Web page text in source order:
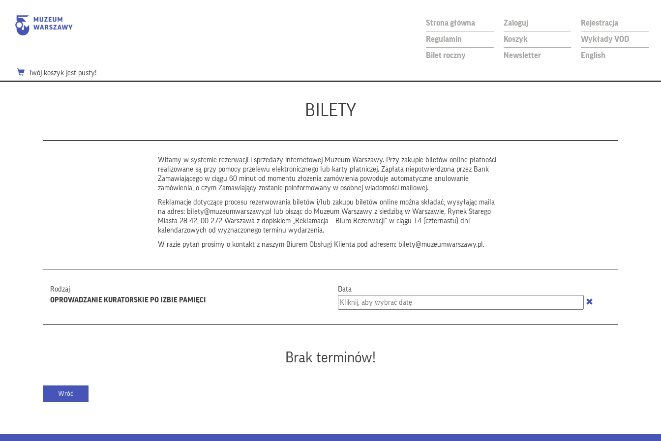
Strona główna Zaloguj
Rejestracja
Regulamin
Koszyk
Wykłady VOD
Bilet roczny
Newsletter English
Twój koszyk jest pusty!
BILETY
Witamy w systemie rezerwacji i sprzedaży internetowej Muzeum Warszawy. Przy zakupie biletów online płatności
realizowane są przy pomocy przelewu elektronicznego lub karty płatniczej. Zapłata niepotwierdzona przez Bank
Zamawiającego w ciągu 60 minut od momentu złożenia zamówienia powoduje automatyczne anulowanie
zamówienia, o czym Zamawiający zostanie poinformowany w osobnej wiadomości mailowej.
Reklamacje dotyczące procesu rezerwowania biletów i/lub zakupu biletów online można składać, wysyłając maila
na adres: bilety@muzeumwarszawy.pl lub pisząc do Muzeum Warszawy z siedzibą w Warszawie, Rynek Starego
Miasta 28-42, 00-272 Warszawa z dopiskiem „Reklamacja – Biuro Rezerwacji” w ciągu 14 (czternastu) dni
kalendarzowych od wyznaczonego terminu wydarzenia.
W razie pytań prosimy o kontakt z naszym Biurem Obsługi Klienta pod adresem: bilety@muzeumwarszawy.pl.
Rodzaj
OPROWADZANIE KURATORSKIE PO IZBIE PAMIĘCI
Data
Brak terminów!